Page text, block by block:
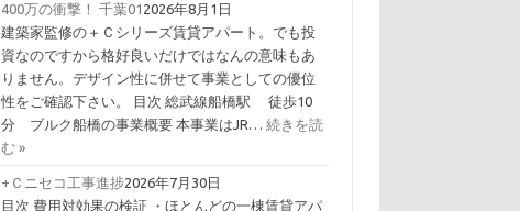
400万の衝撃！ 千葉01 2026年8月1日
建築家監修の＋Ｃシリーズ賃貸アパート。でも投
資なのですから格好良いだけではなんの意味もあ
りません。デザイン性に併せて事業としての優位
性をご確認下さい。 目次 総武線船橋駅 徒歩10
分 ブルク船橋の事業概要 本事業はJR…続きを読
む »
+Ｃニセコ工事進捗2026年7月30日
目次 費用対効果の検証 ・ほとんどの一棟賃貸アパ